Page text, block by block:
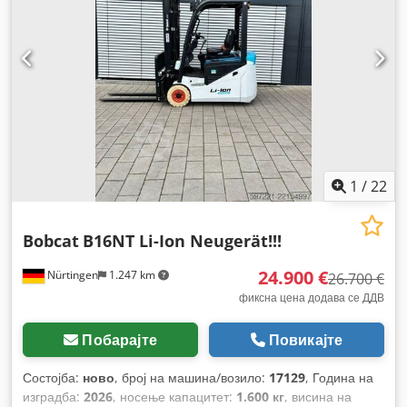
3.790 кг,
1 /22
Nürtingen 1.247 km
Bobcat B16NT Li-Ion Neugerät!!!
24.900 €26.700 €
фиксна цена додава се ДДВ
Побарајте Повикајте
Состојба: ново, број на машина/возило: 17129, Година на
изградба: 2026, носење капацитет: 1.600 кг, висина на